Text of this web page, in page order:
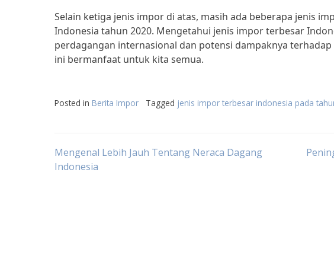
Selain ketiga jenis impor di atas, masih ada beberapa jenis
Indonesia tahun 2020. Mengetahui jenis impor terbesar
perdagangan internasional dan potensi dampaknya
ini bermanfaat untuk kita semua.
Posted in Berita Impor Tagged jenis impor terbesar indonesia pada
Post
Mengenal Lebih Jauh Tentang Neraca Dagang
Indonesia